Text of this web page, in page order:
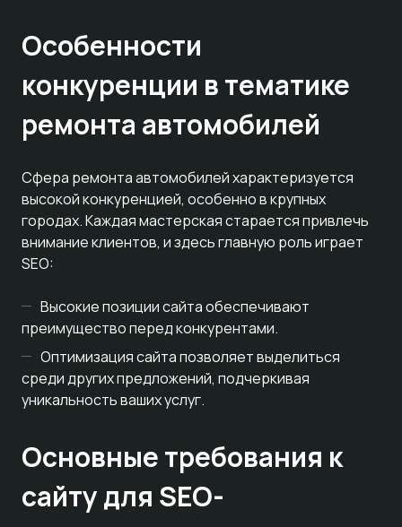
Особенности
конкуренции в тематике
ремонта автомобилей
Сфера ремонта автомобилей характеризуется
высокой конкуренцией, особенно в крупных
городах. Каждая мастерская старается привлечь
внимание клиентов, и здесь главную роль играет
SEO:
Высокие позиции сайта обеспечивают
преимущество перед конкурентами.
Оптимизация сайта позволяет выделиться
среди других предложений, подчеркивая
уникальность ваших услуг.
Основные требования к
сайту для SEO-